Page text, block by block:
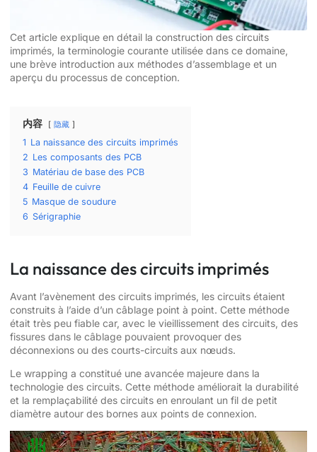
Cet article explique en détail la construction des circuits
imprimés, la terminologie courante utilisée dans ce domaine,
une brève introduction aux méthodes d’assemblage et un
aperçu du processus de conception.
内容 隐藏
1 La naissance des circuits imprimés
2 Les composants des PCB
3 Matériau de base des PCB
4 Feuille de cuivre
5 Masque de soudure
6 Sérigraphie
La naissance des circuits imprimés
Avant l’avènement des circuits imprimés, les circuits étaient
construits à l’aide d’un câblage point à point. Cette méthode
était très peu fiable car, avec le vieillissement des circuits, des
fissures dans le câblage pouvaient provoquer des
déconnexions ou des courts-circuits aux nœuds.
Le wrapping a constitué une avancée majeure dans la
technologie des circuits. Cette méthode améliorait la durabilité
et la remplaçabilité des circuits en enroulant un fil de petit
diamètre autour des bornes aux points de connexion.